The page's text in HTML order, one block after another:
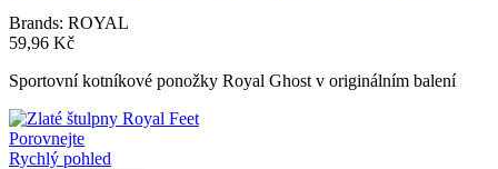
Brands: ROYAL
59,96 Kč
Sportovní kotníkové ponožky Royal Ghost v originálním balení
Porovnejte
Rychlý pohled